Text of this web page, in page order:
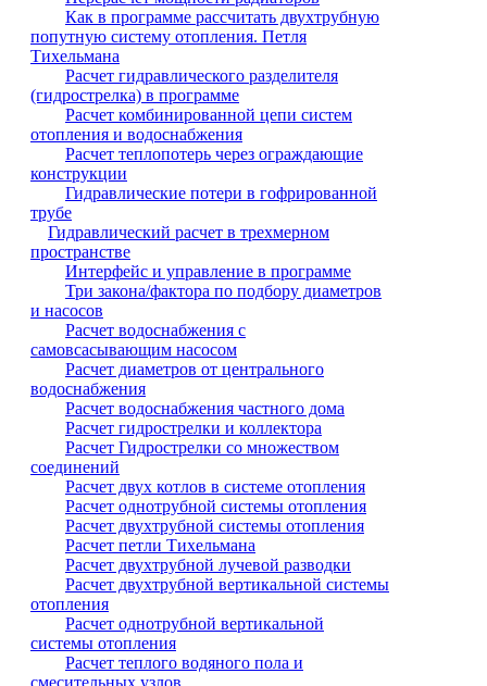
Как в программе рассчитать двухтрубную
попутную систему отопления. Петля
Тихельмана
Расчет гидравлического разделителя
(гидрострелка) в программе
Расчет комбинированной цепи систем
отопления и водоснабжения
Расчет теплопотерь через ограждающие
конструкции
Гидравлические потери в гофрированной
трубе
Гидравлический расчет в трехмерном
пространстве
Интерфейс и управление в программе
Три закона/фактора по подбору диаметров
и насосов
Расчет водоснабжения с
самовсасывающим насосом
Расчет диаметров от центрального
водоснабжения
Расчет водоснабжения частного дома
Расчет гидрострелки и коллектора
Расчет Гидрострелки со множеством
соединений
Расчет двух котлов в системе отопления
Расчет однотрубной системы отопления
Расчет двухтрубной системы отопления
Расчет петли Тихельмана
Расчет двухтрубной лучевой разводки
Расчет двухтрубной вертикальной системы
отопления
Расчет однотрубной вертикальной
системы отопления
Расчет теплого водяного пола и
смесительных узлов